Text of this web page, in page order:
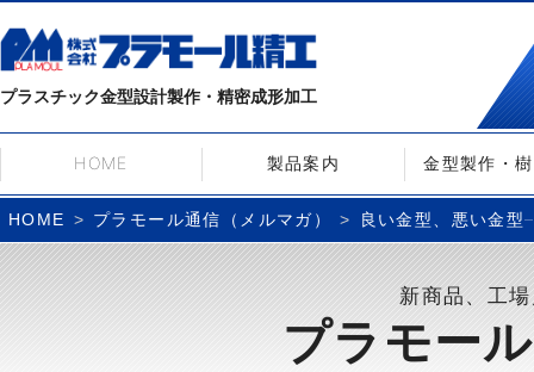
プラスチック金型設計製作・精密成形加工
HOME 製品案内 金型製作・
HOME プラモール通信（メルマガ） 良い金型、悪い金
新商品、工
プラモー